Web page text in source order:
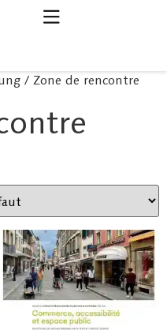
/ Zone de rencontre